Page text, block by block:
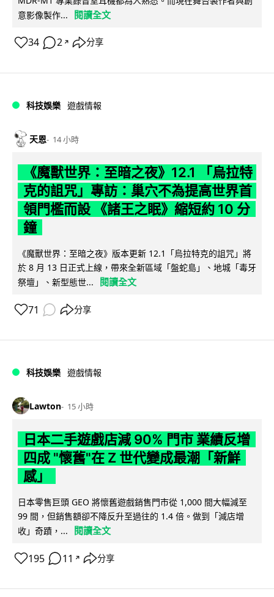
意影像製作...
閱讀全文
34 2 ↗ 分享
科技娛樂 遊戲情報
天恩 14 小時
《魔獸世界：至暗之夜》12.1 「烏拉特
克的詛咒」專訪：巢穴不為提高世界首
領門檻而設 《諸王之眠》縮短約 10 分
鐘
《魔獸世界：至暗之夜》版本更新 12.1「烏拉特克的詛咒」將
於 8 月 13 日正式上線，帶來全新區域「盤蛇島」、地城「毒牙
祭壇」、新型態世...
閱讀全文
71 分享
科技娛樂 遊戲情報
Lawton 15 小時
日本二手遊戲店減 90% 門市 業績反增
四成 "懷舊"在 Z 世代變成最潮「新鮮
感」
日本零售巨頭 GEO 將懷舊遊戲銷售門市從 1,000 間大幅減至
99 間，但銷售額卻不降反升至過往的 1.4 倍。做到「減店增
收」奇蹟，...
閱讀全文
195 11 ↗ 分享